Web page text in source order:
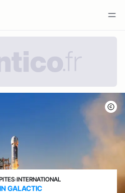
›INTERNATIONAL
GALACTIC